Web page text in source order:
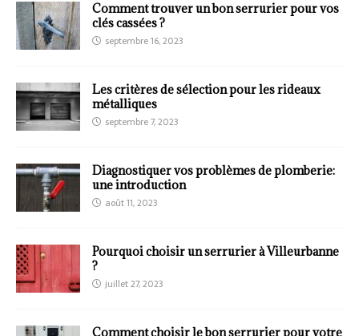
Comment trouver un bon serrurier pour vos
clés cassées ?
septembre 16, 2023
Les critères de sélection pour les rideaux
métalliques
septembre 7, 2023
Diagnostiquer vos problèmes de plomberie:
une introduction
août 11, 2023
Pourquoi choisir un serrurier à Villeurbanne
?
juillet 27, 2023
Comment choisir le bon serrurier pour votre